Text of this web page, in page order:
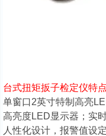
台式扭矩扳子检定仪特
单窗口2英寸特制高亮
高亮度LED显示器；实
人性化设计，报警值设